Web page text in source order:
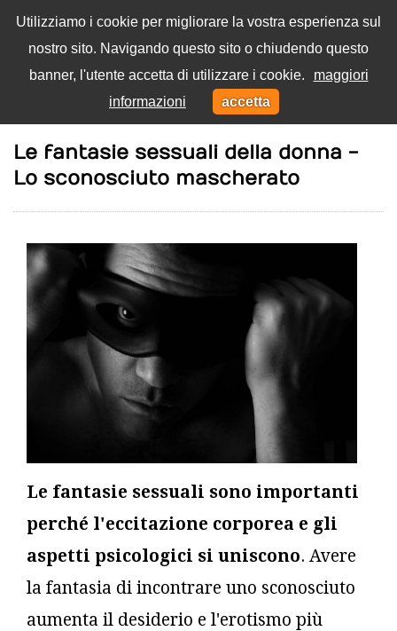
Utilizziamo i cookie per migliorare la vostra esperienza sul
nostro sito. Navigando questo sito o chiudendo questo
banner, l'utente accetta di utilizzare i cookie.
maggiori
informazioni
accetta
Menu
Le fantasie sessuali della donna -
Lo sconosciuto mascherato
Le fantasie sessuali sono importanti
perché l'eccitazione corporea e gli
aspetti psicologici si uniscono. Avere
la fantasia di incontrare uno sconosciuto
aumenta il desiderio e l'erotismo più